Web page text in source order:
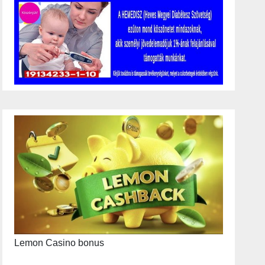
Lemon Casino bonus